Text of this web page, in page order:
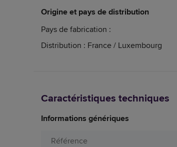
Origine et pays de distribution
Pays de fabrication :
Distribution : France / Luxembourg
Caractéristiques techniques
Informations génériques
Référence